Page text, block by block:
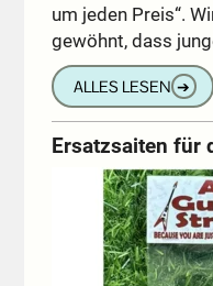
um jeden Preis“.
gewöhnt, dass
ALLES LESEN ➔
Ersatzsaiten für